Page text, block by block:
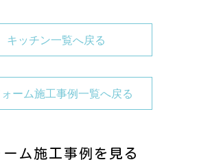
キッチン一覧へ戻る
ォーム施工事例一覧へ戻る
ム施工事例を見る